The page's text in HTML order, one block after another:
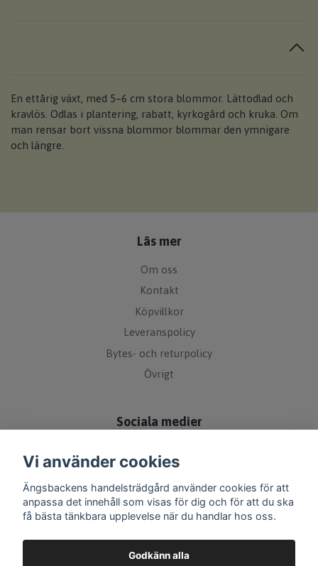
En ettårig växt, med 5–6 cm stora blommor. Lättodlad och
kravlös. Odlas i plantering, rabatt, kyrkogård och kruka. Om
man rensar bort vissna blommor blommar den ymnigare
och längre.
Läs mer
Om oss
Kontakt
Köpvillkor
Leveranspolicy
Bytes- och returpolicy
Övrigt
Sociala medier
Vi använder cookies
Ängsbackens handelsträdgård använder cookies för att
anpassa det innehåll som visas för dig och för att du ska
få bästa tänkbara upplevelse när du handlar hos oss.
Godkänn alla